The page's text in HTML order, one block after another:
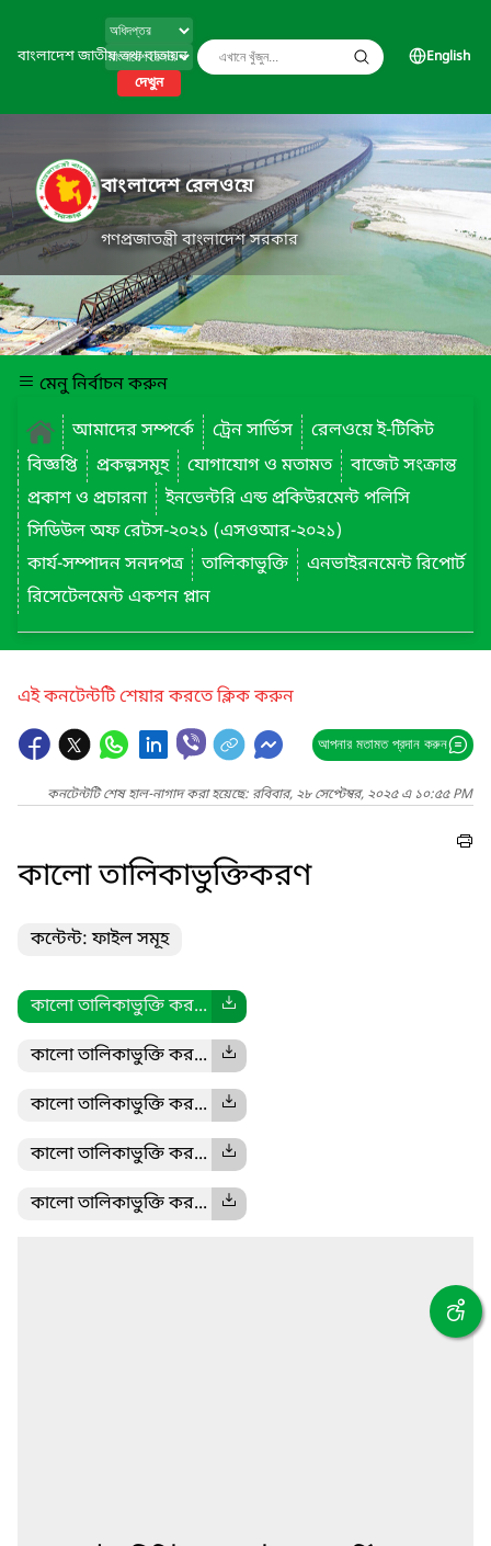
বাংলাদেশ জাতীয় তথ্য বাতায়ন
দেখুন
English
বাংলাদেশ রেলওয়ে
গণপ্রজাতন্ত্রী বাংলাদেশ সরকার
মেনু নির্বাচন করুন
আমাদের সম্পর্কে
ট্রেন সার্ভিস
রেলওয়ে ই-টিকিট
বিজ্ঞপ্তি
প্রকল্পসমূহ যোগাযোগ ও মতামত
বাজেট সংক্রান্ত
প্রকাশ ও প্রচারনা
ইনভেন্টরি এন্ড প্রকিউরমেন্ট পলিসি
সিডিউল অফ রেটস-২০২১ (এসওআর-২০২১)
কার্য-সম্পাদন সনদপত্র
তালিকাভুক্তি
এনভাইরনমেন্ট রিপোর্ট
রিসেটেলমেন্ট একশন প্লান
এই কনটেন্টটি শেয়ার করতে ক্লিক করুন
আপনার মতামত প্রদান করুন
কনটেন্টটি শেষ হাল-নাগাদ করা হয়েছে: রবিবার, ২৮ সেপ্টেম্বর, ২০২৫ এ ১০:৫৫ PM
কালো তালিকাভুক্তিকরণ
কন্টেন্ট: ফাইল সমূহ
কালো তালিকাভুক্তি কর...
কালো তালিকাভুক্তি কর...
কালো তালিকাভুক্তি কর...
কালো তালিকাভুক্তি কর...
কালো তালিকাভুক্তি কর...